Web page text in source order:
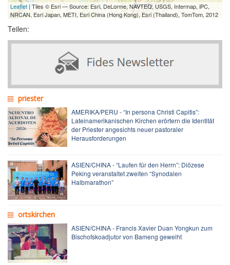
Leaflet | Tiles © Esri — Source: Esri, DeLorme, NAVTEQ, USGS, Intermap, iPC,
NRCAN, Esri Japan, METI, Esri China (Hong Kong), Esri (Thailand), TomTom, 2012
Teilen:
priester
AMERIKA/PERU - “In persona Christi Capitis”:
Lateinamerikanischen Kirchen erörtern die Identität
der Priester angesichts neuer pastoraler
Herausforderungen
ASIEN/CHINA - “Laufen für den Herrn”: Diözese
Peking veranstaltet zweiten “Synodalen
Halbmarathon”
ortskirchen
ASIEN/CHINA - Francis Xavier Duan Yongkun zum
Bischofskoadjutor von Bameng geweiht